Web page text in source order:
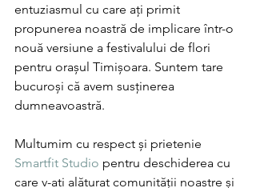
entuziasmul cu care ați primit
propunerea noastră de implicare într-o
nouă versiune a festivalului de flori
pentru orașul Timișoara. Suntem tare
bucuroși că avem susținerea
dumneavoastră.
Multumim cu respect și prietenie
Smartfit Studio pentru deschiderea cu
care v-ati alăturat comunității noastre și